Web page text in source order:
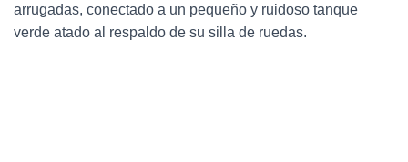
arrugadas, conectado a un pequeño y ruidoso tanque
verde atado al respaldo de su silla de ruedas.